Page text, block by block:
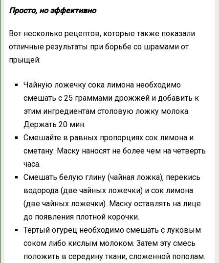
Просто, но эффективно
Вот несколько рецептов, которые также показали
отличные результаты при борьбе со шрамами от
прыщей:
Чайную ложечку сока лимона необходимо
смешать с 25 граммами дрожжей и добавить к
этим ингредиентам столовую ложку молока.
Держать 20 мин.
Смешайте в равных пропорциях сок лимона и
сметану. Маску наносят не более чем на четверть
часа.
Смешать белую глину (чайная ложка), перекись
водорода (две чайных ложечки) и сок лимона
(две чайных ложечки). Маску оставлять на лице
до появления плотной корочки.
Тертый огурец необходимо смешать с луковым
соком либо кислым молоком. Затем эту смесь
положить в середину ткани, сложенной пополам.